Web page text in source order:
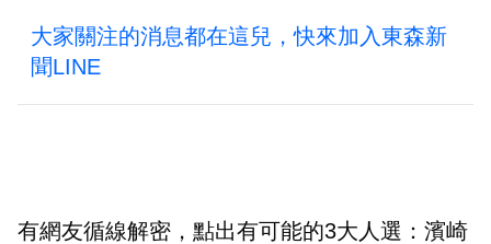
大家關注的消息都在這兒，快來加入東森新
聞LINE
有網友循線解密，點出有可能的3大人選：濱崎